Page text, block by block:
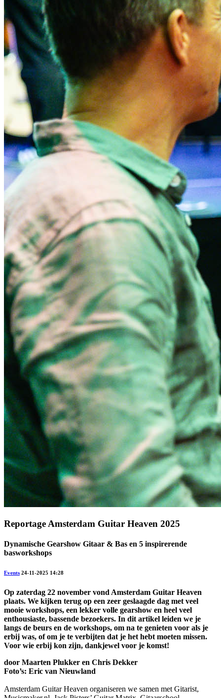
Reportage Amsterdam Guitar Heaven 2025
Dynamische Gearshow Gitaar & Bas en 5 inspirerende
basworkshops
Events 24-11-2025 14:28
Op zaterdag 22 november vond Amsterdam Guitar Heaven
plaats. We kijken terug op een zeer geslaagde dag met veel
mooie workshops, een lekker volle gearshow en heel veel
enthousiaste, bassende bezoekers. In dit artikel leiden we je
langs de beurs en de workshops, om na te genieten voor als je
erbij was, of om je te verbijten dat je het hebt moeten missen.
Voor wie erbij kon zijn, dankjewel voor je komst!
door Maarten Plukker en Chris Dekker
Foto’s: Eric van Nieuwland
Amsterdam Guitar Heaven organiseren we samen met Gitarist,